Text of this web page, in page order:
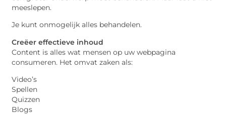
meeslepen.
Je kunt onmogelijk alles behandelen.
Creëer effectieve inhoud
Content is alles wat mensen op uw webpagina
consumeren. Het omvat zaken als:
Video’s
Spellen
Quizzen
Blogs